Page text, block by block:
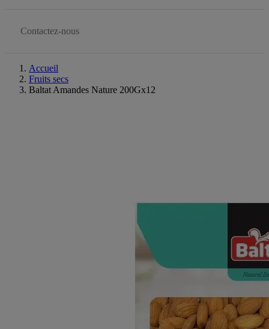
Contactez-nous
Accueil
Fruits secs
Baltat Amandes Nature 200Gx12